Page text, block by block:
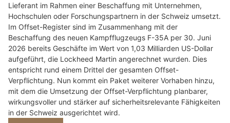
Lieferant im Rahmen einer Beschaffung mit Unternehmen,
Hochschulen oder Forschungspartnern in der Schweiz umsetzt.
Im Offset-Register sind im Zusammenhang mit der
Beschaffung des neuen Kampfflugzeugs F-35A per 30. Juni
2026 bereits Geschäfte im Wert von 1,03 Milliarden US-Dollar
aufgeführt, die Lockheed Martin angerechnet wurden. Dies
entspricht rund einem Drittel der gesamten Offset-
Verpflichtung. Nun kommt ein Paket weiterer Vorhaben hinzu,
mit dem die Umsetzung der Offset-Verpflichtung planbarer,
wirkungsvoller und stärker auf sicherheitsrelevante Fähigkeiten
in der Schweiz ausgerichtet wird.